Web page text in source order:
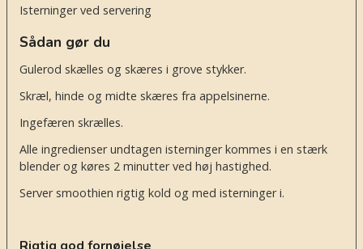
Isterninger ved servering
Sådan gør du
Gulerod skælles og skæres i grove stykker.
Skræl, hinde og midte skæres fra appelsinerne.
Ingefæren skrælles.
Alle ingredienser undtagen isterninger kommes i en stærk
blender og køres 2 minutter ved høj hastighed.
Server smoothien rigtig kold og med isterninger i.